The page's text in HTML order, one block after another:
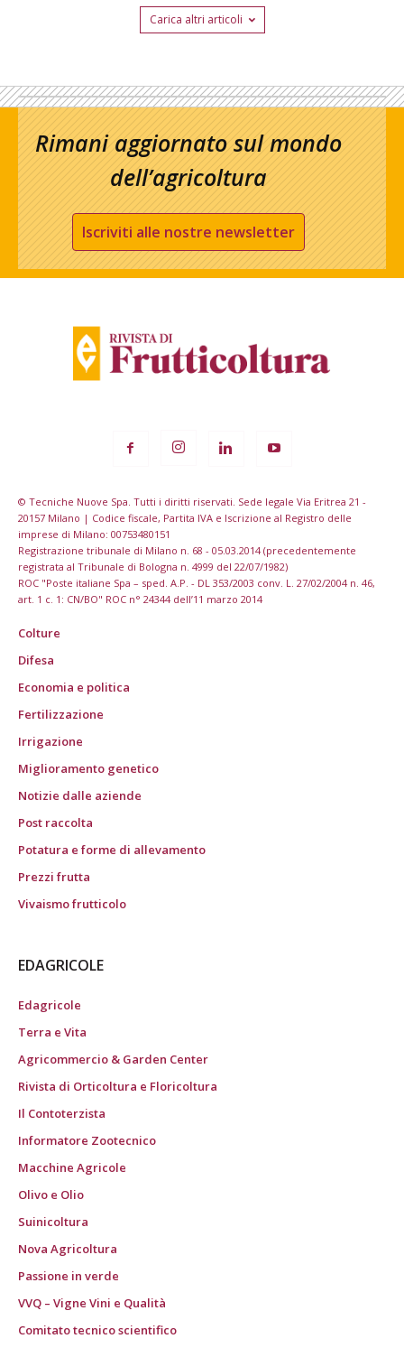
Carica altri articoli
Rimani aggiornato sul mondo
dell’agricoltura
Iscriviti alle nostre newsletter
© Tecniche Nuove Spa. Tutti i diritti riservati. Sede legale Via Eritrea 21 -
20157 Milano | Codice fiscale, Partita IVA e Iscrizione al Registro delle
imprese di Milano: 00753480151
Registrazione tribunale di Milano n. 68 - 05.03.2014 (precedentemente
registrata al Tribunale di Bologna n. 4999 del 22/07/1982)
ROC "Poste italiane Spa – sped. A.P. - DL 353/2003 conv. L. 27/02/2004 n. 46,
art. 1 c. 1: CN/BO" ROC n° 24344 dell’11 marzo 2014
Colture
Difesa
Economia e politica
Fertilizzazione
Irrigazione
Miglioramento genetico
Notizie dalle aziende
Post raccolta
Potatura e forme di allevamento
Prezzi frutta
Vivaismo frutticolo
EDAGRICOLE
Edagricole
Terra e Vita
Agricommercio & Garden Center
Rivista di Orticoltura e Floricoltura
Il Contoterzista
Informatore Zootecnico
Macchine Agricole
Olivo e Olio
Suinicoltura
Nova Agricoltura
Passione in verde
VVQ – Vigne Vini e Qualità
Comitato tecnico scientifico